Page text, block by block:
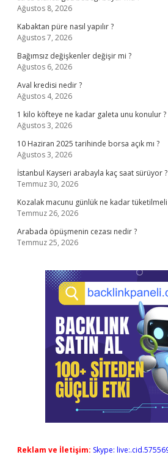
Ağustos 8, 2026
Kabaktan püre nasıl yapılır ?
Ağustos 7, 2026
Bağımsız değişkenler değişir mi ?
Ağustos 6, 2026
Aval kredisi nedir ?
Ağustos 4, 2026
1 kilo köfteye ne kadar galeta unu konulur ?
Ağustos 3, 2026
10 Haziran 2025 tarihinde borsa açık mı ?
Ağustos 3, 2026
İstanbul Kayseri arabayla kaç saat sürüyor ?
Temmuz 30, 2026
Kozalak macunu günlük ne kadar tüketilmeli
Temmuz 26, 2026
Arabada öpüşmenin cezası nedir ?
Temmuz 25, 2026
Reklam ve İletişim: Skype: